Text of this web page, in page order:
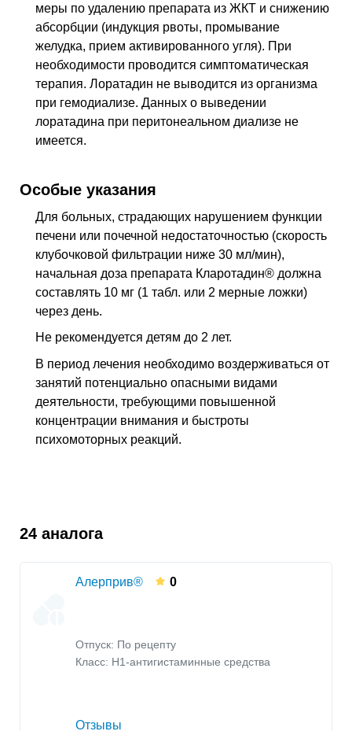
меры по удалению препарата из ЖКТ и снижению
абсорбции (индукция рвоты, промывание
желудка, прием активированного угля). При
необходимости проводится симптоматическая
терапия. Лоратадин не выводится из организма
при гемодиализе. Данных о выведении
лоратадина при перитонеальном диализе не
имеется.
Особые указания
Для больных, страдающих нарушением функции
печени или почечной недостаточностью (скорость
клубочковой фильтрации ниже 30 мл/мин),
начальная доза препарата Кларотадин® должна
составлять 10 мг (1 табл. или 2 мерные ложки)
через день.
Не рекомендуется детям до 2 лет.
В период лечения необходимо воздерживаться от
занятий потенциально опасными видами
деятельности, требующими повышенной
концентрации внимания и быстроты
психомоторных реакций.
24 аналога
Алерприв® 0
Отпуск: По рецепту
Класс: H1-антигистаминные средства
Отзывы